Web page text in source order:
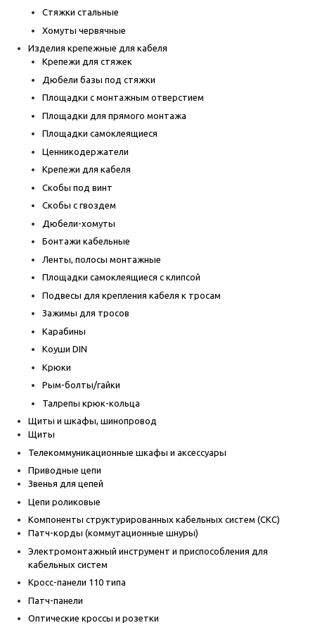
Стяжки стальные
Хомуты червячные
Изделия крепежные для кабеля
Крепежи для стяжек
Дюбели базы под стяжки
Площадки с монтажным отверстием
Площадки для прямого монтажа
Площадки самоклеящиеся
Ценникодержатели
Крепежи для кабеля
Скобы под винт
Скобы с гвоздем
Дюбели-хомуты
Бонтажи кабельные
Ленты, полосы монтажные
Площадки самоклеящиеся с клипсой
Подвесы для крепления кабеля к тросам
Зажимы для тросов
Карабины
Коуши DIN
Крюки
Рым-болты/гайки
Талрепы крюк-кольца
Щиты и шкафы, шинопровод
Щиты
Телекоммуникационные шкафы и аксессуары
Приводные цепи
Звенья для цепей
Цепи роликовые
Компоненты структурированных кабельных систем (СКС)
Патч-корды (коммутационные шнуры)
Электромонтажный инструмент и приспособления для
кабельных систем
Кросс-панели 110 типа
Патч-панели
Оптические кроссы и розетки